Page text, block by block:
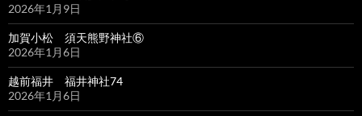
2026年1月9日
加賀小松 須天熊野神社⑥
2026年1月6日
越前福井 福井神社74
2026年1月6日